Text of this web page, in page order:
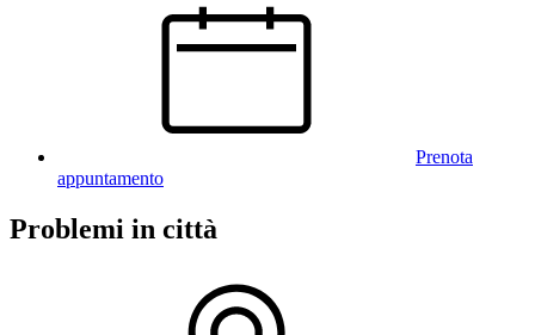
Prenota
appuntamento
Problemi in città